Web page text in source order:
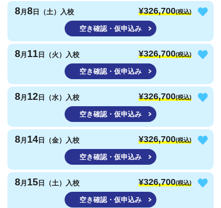
8月 8日（土）入校 ¥326,700(税込)
空き確認・仮申込み
8月 11日（火）入校 ¥326,700(税込)
空き確認・仮申込み
8月 12日（水）入校 ¥326,700(税込)
空き確認・仮申込み
8月 14日（金）入校 ¥326,700(税込)
空き確認・仮申込み
8月 15日（土）入校 ¥326,700(税込)
空き確認・仮申込み